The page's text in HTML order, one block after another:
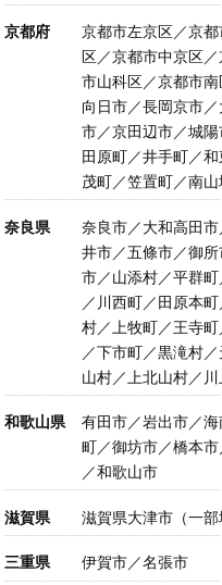
京都府
京都市左京区／京
区／京都市中京区
市山科区／京都市
向日市／長岡京市
市／京田辺市／城
田原町／井手町／
茂町／笠置町／南山
奈良県
奈良市／大和高田
井市／五條市／御
市／山添村／平群
／川西町／田原本
村／上牧町／王寺
／下市町／黒滝村
山村／上北山村／
和歌山県
有田市／岩出市／
町／御坊市／橋本
／和歌山市
滋賀県 滋賀県大津市（一
三重県 伊賀市／名張市